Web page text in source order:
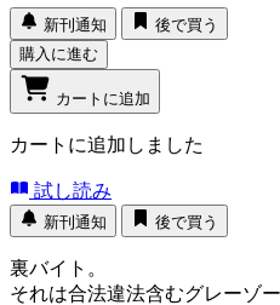
新刊通知
後で買う
購入に進む
カートに追加
カートに追加しました
試し読み
新刊通知 後で買う
裏バイト。
それは合法違法含むグレーゾ